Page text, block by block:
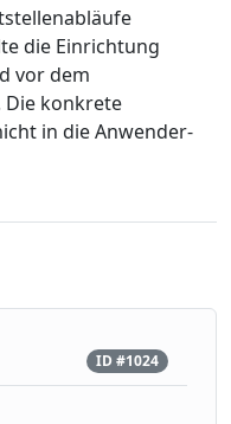
die Einrichtung
vor dem
Die konkrete
in die Anwender-
ID #1024